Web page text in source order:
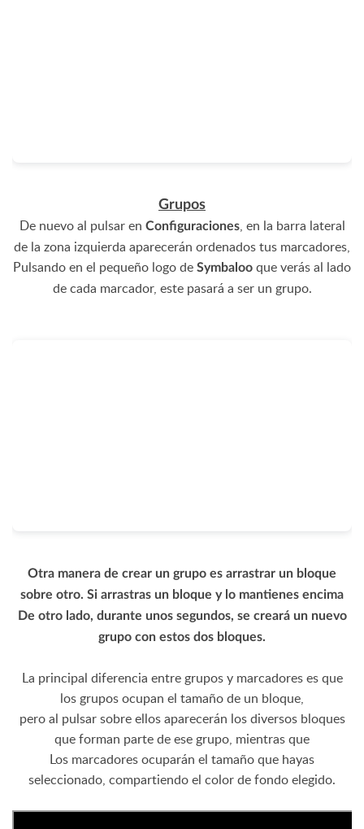
Grupos
De nuevo al pulsar en Configuraciones, en la barra lateral
de la zona izquierda aparecerán ordenados tus marcadores,
Pulsando en el pequeño logo de Symbaloo que verás al lado
de cada marcador, este pasará a ser un grupo.
Otra manera de crear un grupo es arrastrar un bloque
sobre otro. Si arrastras un bloque y lo mantienes encima
De otro lado, durante unos segundos, se creará un nuevo
grupo con estos dos bloques.
La principal diferencia entre grupos y marcadores es que
los grupos ocupan el tamaño de un bloque,
pero al pulsar sobre ellos aparecerán los diversos bloques
que forman parte de ese grupo, mientras que
Los marcadores ocuparán el tamaño que hayas
seleccionado, compartiendo el color de fondo elegido.